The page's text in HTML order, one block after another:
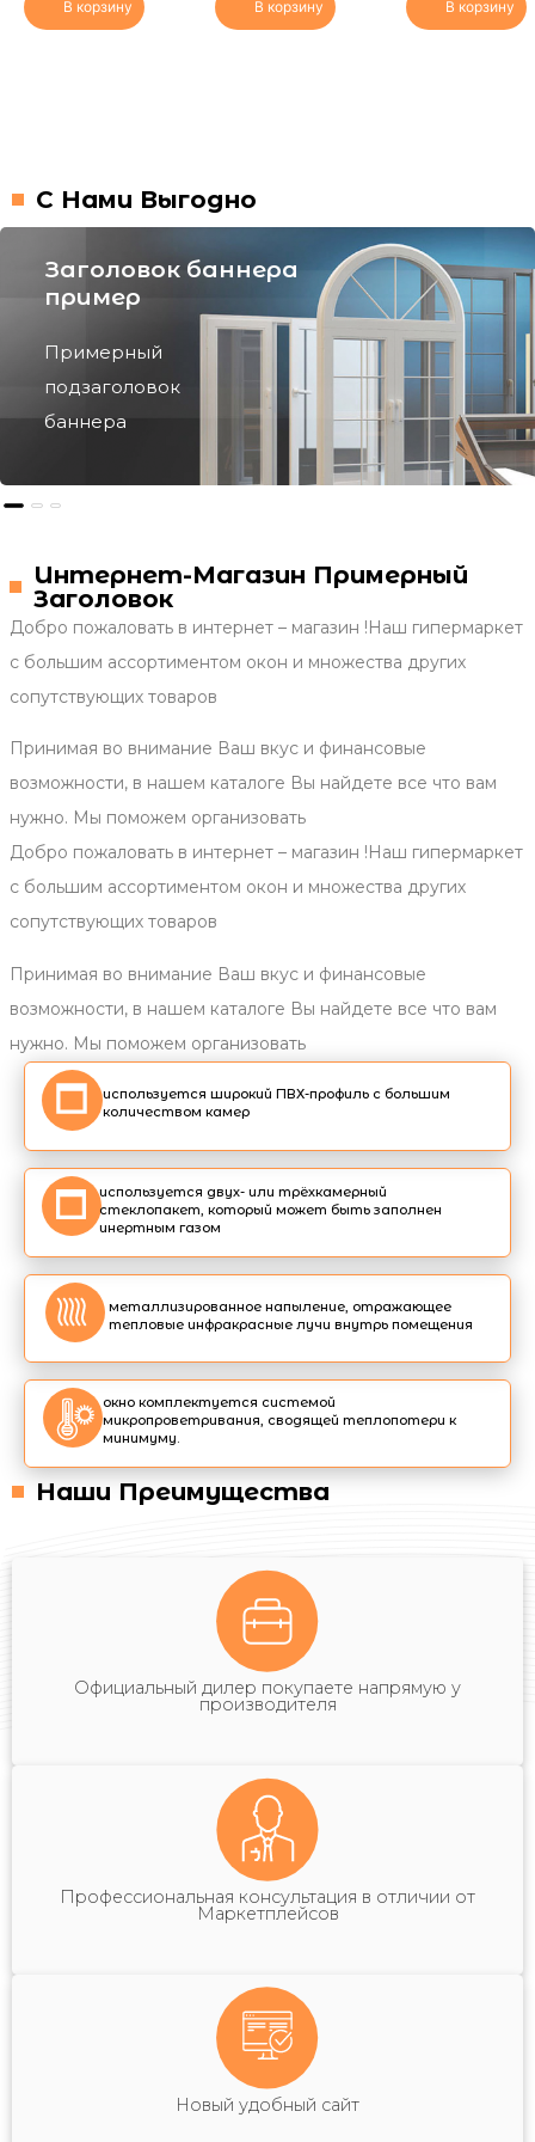
В корзину В корзину В корзину
С Нами Выгодно
Заголовок баннера
пример
Интернет-Магазин Примерный
Заголовок
Добро пожаловать в интернет – магазин !Наш гипермаркет
с большим ассортиментом окон и множества других
сопутствующих товаров
Принимая во внимание Ваш вкус и финансовые
возможности, в нашем каталоге Вы найдете все что вам
нужно. Мы поможем организовать
Добро пожаловать в интернет – магазин !Наш гипермаркет
с большим ассортиментом окон и множества других
сопутствующих товаров
Принимая во внимание Ваш вкус и финансовые
возможности, в нашем каталоге Вы найдете все что вам
нужно. Мы поможем организовать
используется широкий ПВХ-профиль с большим
количеством камер
используется двух- или трёхкамерный
стеклопакет, который может быть заполнен
инертным газом
металлизированное напыление, отражающее
тепловые инфракрасные лучи внутрь помещения
окно комплектуется системой
микропроветривания, сводящей теплопотери к
минимуму.
Наши Преимущества
Официальный дилер покупаете напрямую у
производителя
Профессиональная консультация в отличии от
Маркетплейсов
Новый удобный сайт